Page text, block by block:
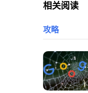
相关阅读
攻略